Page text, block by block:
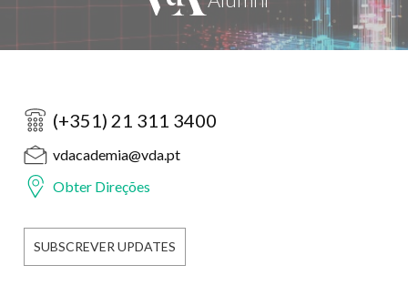
(+351) 21 311 3400
vdacademia@vda.pt
Obter Direções
SUBSCREVER UPDATES